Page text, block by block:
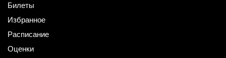
Билеты
Избранное
Расписание
Оценки